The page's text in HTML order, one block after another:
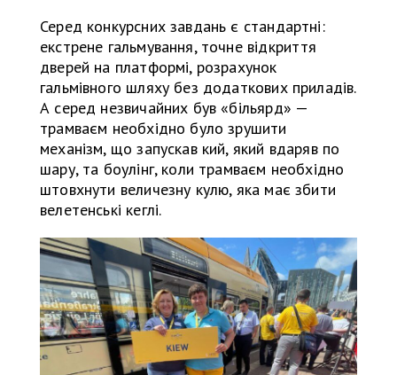
Серед конкурсних завдань є стандартні:
екстрене гальмування, точне відкриття
дверей на платформі, розрахунок
гальмівного шляху без додаткових приладів.
А серед незвичайних був «більярд» —
трамваєм необхідно було зрушити
механізм, що запускав кий, який вдаряв по
шару, та боулінг, коли трамваєм необхідно
штовхнути величезну кулю, яка має збити
велетенські кеглі.